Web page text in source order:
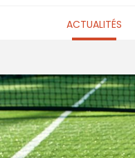
ACTUALITÉS